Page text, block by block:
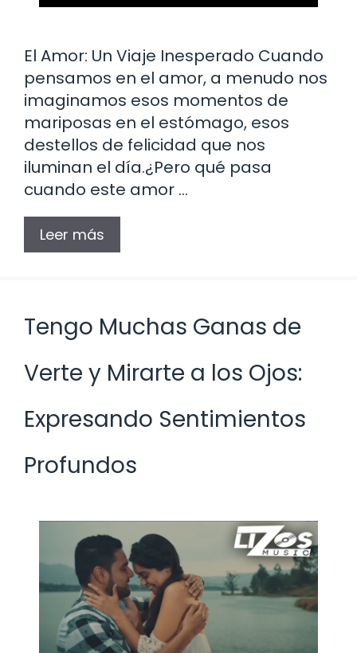
El Amor: Un Viaje Inesperado Cuando
pensamos en el amor, a menudo nos
imaginamos esos momentos de
mariposas en el estómago, esos
destellos de felicidad que nos
iluminan el día.¿Pero qué pasa
cuando este amor …
Leer más
Tengo Muchas Ganas de
Verte y Mirarte a los Ojos:
Expresando Sentimientos
Profundos